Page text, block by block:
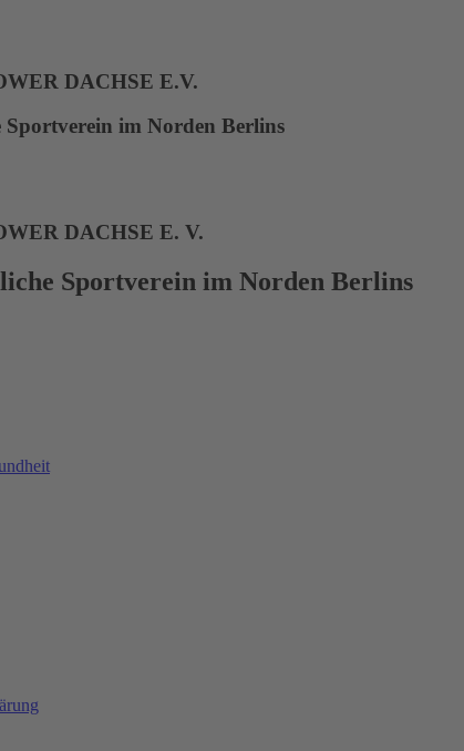
DACHSE E.V.
Sportverein im Norden Berlins
DACHSE E. V.
Sportverein im Norden Berlins